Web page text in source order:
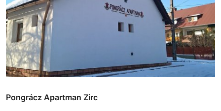
Pongrácz Apartman Zirc